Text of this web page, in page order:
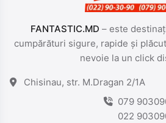
FANTASTIC.MD – este
cumpărături sigure, rapide și
nevoie la un click
Chisinau, str. M.Dragan 2/1A
079
022